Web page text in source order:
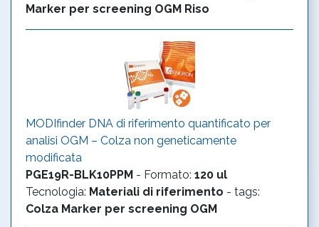
Marker per screening OGM Riso
MODIfinder DNA di riferimento quantificato per
analisi OGM – Colza non geneticamente
modificata
PGE19R-BLK10PPM - Formato: 120 ul
Tecnologia: Materiali di riferimento - tags:
Colza Marker per screening OGM